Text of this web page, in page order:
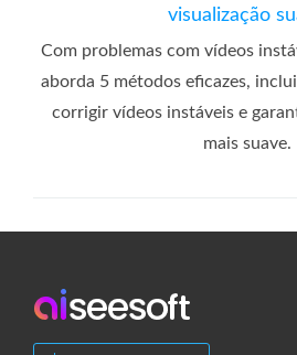
visualização
Com problemas com vídeos
aborda 5 métodos eficazes,
corrigir vídeos instáveis ​​e
mais suave.